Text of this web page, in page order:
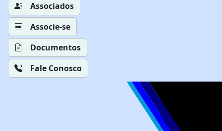
Associados
Associe-se
Documentos
Fale Conosco